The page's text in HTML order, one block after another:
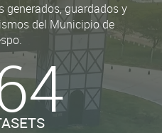
generados, guardados y
del Municipio de